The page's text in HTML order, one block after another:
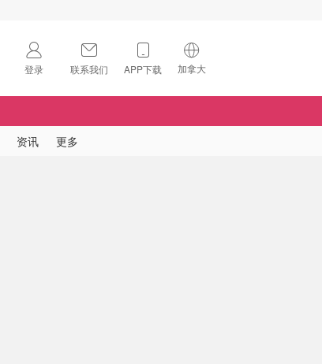
登录 联系我们 APP下载 加拿大
🇺🇸
资讯 更多